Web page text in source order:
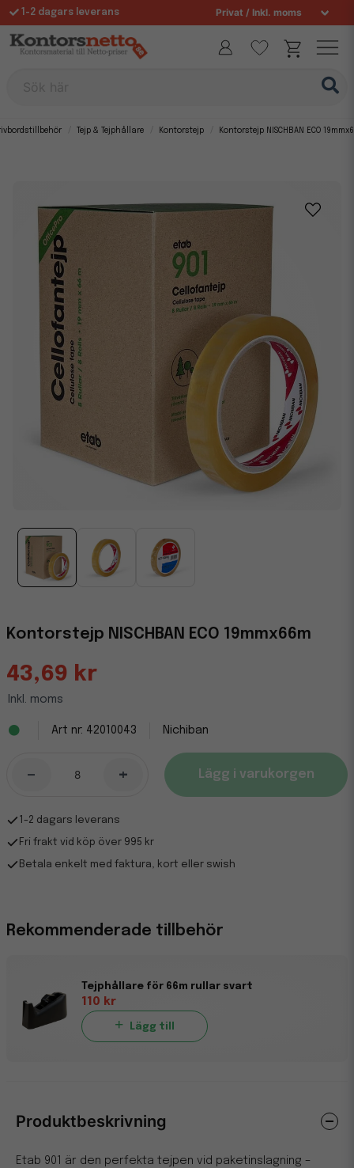
1-2 dagars leverans
Fri frakt över 995 kr
Tejp & Tejphållare Kontorstejp Kontorstejp NISCHBAN ECO
Kontorstejp NISCHBAN ECO 19mmx66m
43,69 kr
Inkl. moms
42010043 Nichiban
- + Lägg i varukorgen
1-2 dagars leverans
Fri frakt vid köp över 995 kr
Betala enkelt med faktura, kort eller swish
Rekommenderade tillbehör
Tejphållare för 66m rullar svart
110 kr
Lägg till
Produktbeskrivning
Etab 901 är den perfekta tejpen vid paketinslagning –